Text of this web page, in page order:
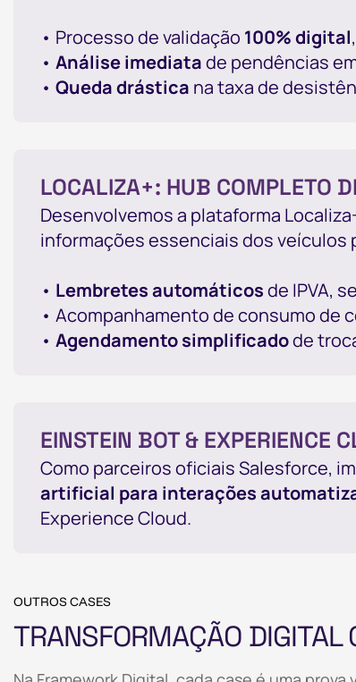
• Processo de validação 100% digital
• Análise imediatade pendências
• Queda drástica na taxa de
LOCALIZA+: HUB COMPLETO
Desenvolvemos a plataforma
informações essenciais dos veículos
• Lembretes automáticosde IPVA,
• Acompanhamento de consumo de
• Agendamento simplificadode
EINSTEIN BOT & EXPERIENCE
Como parceiros oficiais Salesforce,
artificial para interações
Experience Cloud.
OUTROS CASES
TRANSFORMAÇÃO DIGITAL